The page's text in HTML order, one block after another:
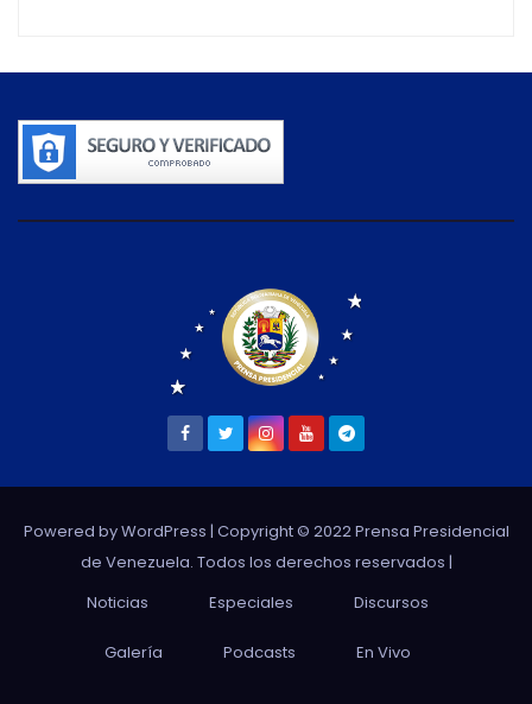
Powered by WordPress | Copyright © 2022 Prensa Presidencial
de Venezuela. Todos los derechos reservados |
Noticias
Especiales Discursos
Galería Podcasts En Vivo